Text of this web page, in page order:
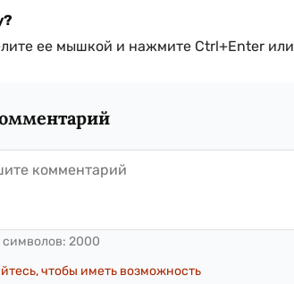
ее мышкой и нажмите Ctrl+Enter или
символов: 2000
чтобы иметь возможность